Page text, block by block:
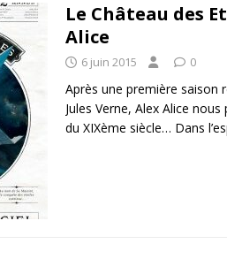
Le Château des
Alice
6 juin 2015 0
Après une première saison
Jules Verne, Alex Alice
du XIXème siècle… Dans